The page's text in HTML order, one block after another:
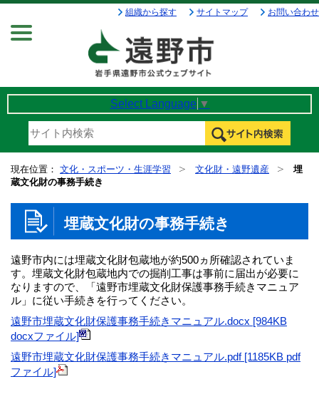
組織から探す サイトマップ お問い合わせ
Select Language ▼
現在位置： 文化・スポーツ・生涯学習 文化財・遠野遺産
埋
蔵文化財の事務手続き
埋蔵文化財の事務手続き
遠野市内には埋蔵文化財包蔵地が約500ヵ所確認されていま
す。埋蔵文化財包蔵地内での掘削工事は事前に届出が必要に
なりますので、「遠野市埋蔵文化財保護事務手続きマニュア
ル」に従い手続きを行ってください。
遠野市埋蔵文化財保護事務手続きマニュアル.docx [984KB
docxファイル]
遠野市埋蔵文化財保護事務手続きマニュアル.pdf [1185KB pdf
ファイル]